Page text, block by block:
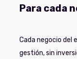
Para cada
Cada negocio del
gestión, sin